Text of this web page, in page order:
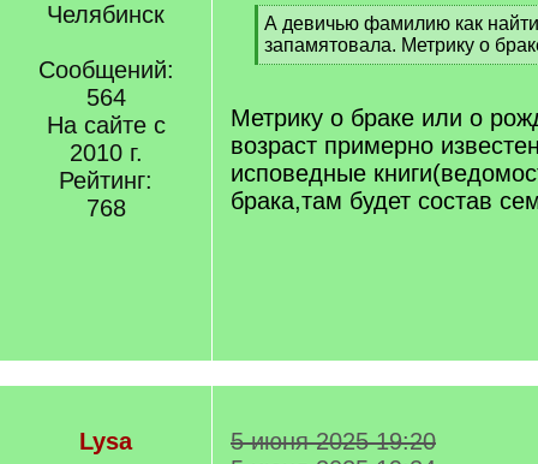
Челябинск
Сообщений:
564
На сайте с
2010 г.
Рейтинг:
768
[
q
]
А девичью фамилию как найти
запамятовала. Метрику о
[
q
]
Метрику о браке или о
возраст примерно
исповедные
брака,там будет состав
Lysa
5 июня 2025 19:20